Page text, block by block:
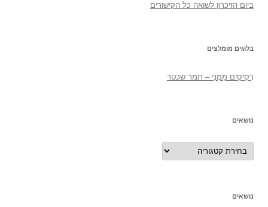
ביום הזיכרון לשואה כל הקישורים
בלוגים מומלצים
רְסִיסִים מִמֶנִי – תמר שכטר
נושאים
נושאים
נושאים